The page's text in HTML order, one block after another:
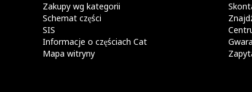
Zakupy wg kategorii
Schemat części
SIS
Informacje o częściach Cat
Mapa witryny